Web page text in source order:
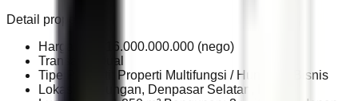
Detail properti:
Harga: IDR 16.000.000.000 (nego)
Transaksi: Jual
Tipe Properti: Properti Multifungsi / Hunian & Bisnis
Lokasi: Pedungan, Denpasar Selatan, Bali